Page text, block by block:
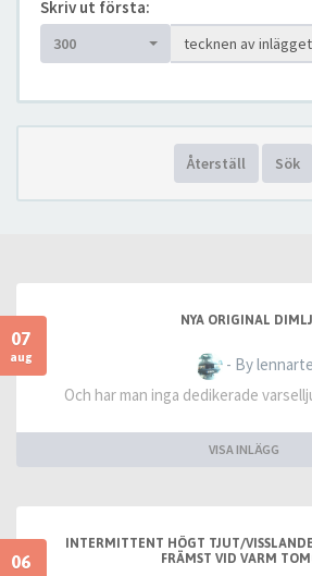
Skriv ut första:
300 tecknen av inlägget
Återställ Sök
07
aug
NYA ORIGINAL
- By lennarte
Och har man inga dedikerade
VISA INLÄGG
06
INTERMITTENT HÖGT TJUT/
FRÄMST VID VARM